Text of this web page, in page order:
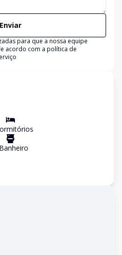
Enviar
para que a nossa equipe
acordo com a política de
s
Banheiro